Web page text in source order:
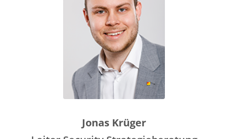
Jonas Krüger